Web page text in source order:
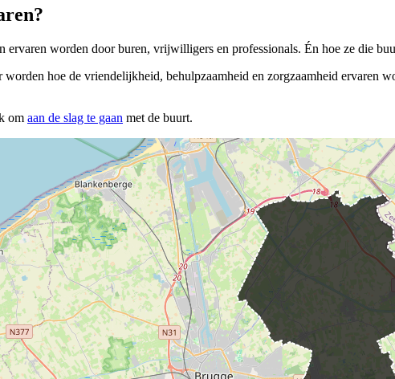
ervaren worden door buren, vrijwilligers en professionals. Én hoe ze die
hoe de vriendelijkheid, behulpzaamheid en zorgzaamheid
om aan de slag te gaan met de buurt.